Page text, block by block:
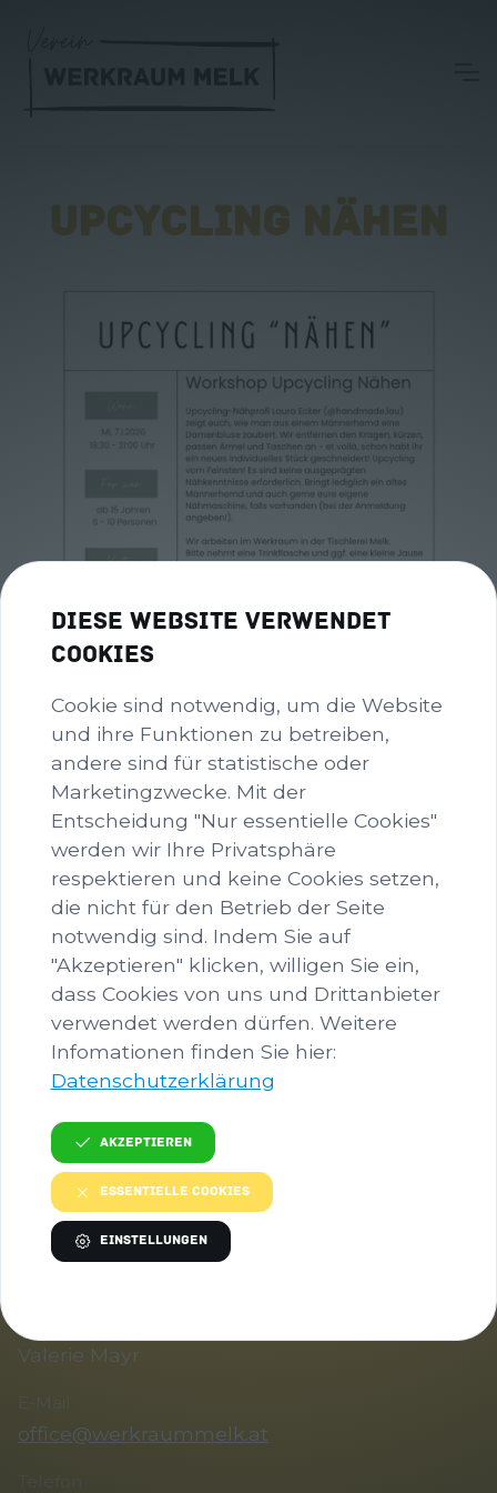
UPCYCLING NÄHEN
Grün weißer minimalistischer
Post (45)) - 3.PNG
image/png 1024x1280 1.4 MB
Herunterladen
Bild in voller Größe anzeigen…
Valerie Mayr
office@werkraummelk.at
Diese Website verwendet
Cookies
Cookie sind notwendig, um die Website
und ihre Funktionen zu betreiben,
andere sind für statistische oder
Marketingzwecke. Mit der
Entscheidung "Nur essentielle Cookies"
werden wir Ihre Privatsphäre
respektieren und keine Cookies setzen,
die nicht für den Betrieb der Seite
notwendig sind. Indem Sie auf
"Akzeptieren" klicken, willigen Sie ein,
dass Cookies von uns und Drittanbieter
verwendet werden dürfen. Weitere
Infomationen finden Sie hier:
Datenschutzerklärung
Akzeptieren
Essentielle Cookies
Einstellungen